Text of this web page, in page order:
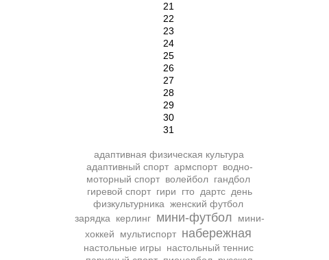
21
22
23
24
25
26
27
28
29
30
31
адаптивная физическая культура
адаптивный спорт армспорт водно-
моторный спорт волейбол гандбол
гиревой спорт гири гто дартс день
физкультурника женский футбол
зарядка
керлинг мини-футбол
мини-
хоккей
мультиспорт набережная
настольные игры
настольный теннис